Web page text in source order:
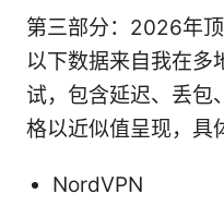
第三部分：2026年
以下数据来自我在多
试，包含延迟、丢包
格以近似值呈现，具
NordVPN